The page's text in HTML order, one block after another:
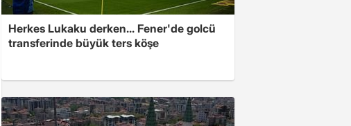
Herkes Lukaku derken... Fener'de golcü
transferinde büyük ters köşe